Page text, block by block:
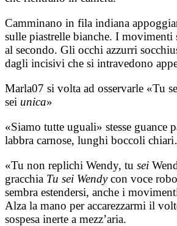
Camminano in fila indiana
sulle piastrelle bianche. I movimenti
al secondo. Gli occhi azzurri
dagli incisivi che si intravedono
Marla07 si volta ad osservarle «Tu
sei unica»
«Siamo tutte uguali» stesse guance
labbra carnose, lunghi boccoli
«Tu non replichi Wendy, tu sei
gracchia Tu sei Wendycon voce
sembra estendersi, anche i
Alza la mano per accarezzarmi il
sospesa inerte a mezz’aria.